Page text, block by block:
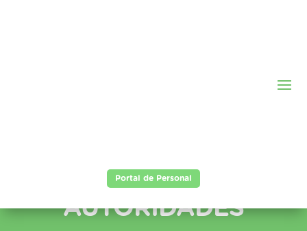
Portal de Personal
AUTORIDADES